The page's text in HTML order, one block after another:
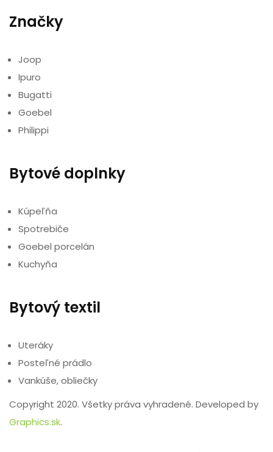
Značky
Joop
Ipuro
Bugatti
Goebel
Philippi
Bytové doplnky
Kúpeľňa
Spotrebiče
Goebel porcelán
Kuchyňa
Bytový textil
Uteráky
Posteľné prádlo
Vankúše, obliečky
Copyright 2020. Všetky práva vyhradené. Developed by
Graphics.sk.